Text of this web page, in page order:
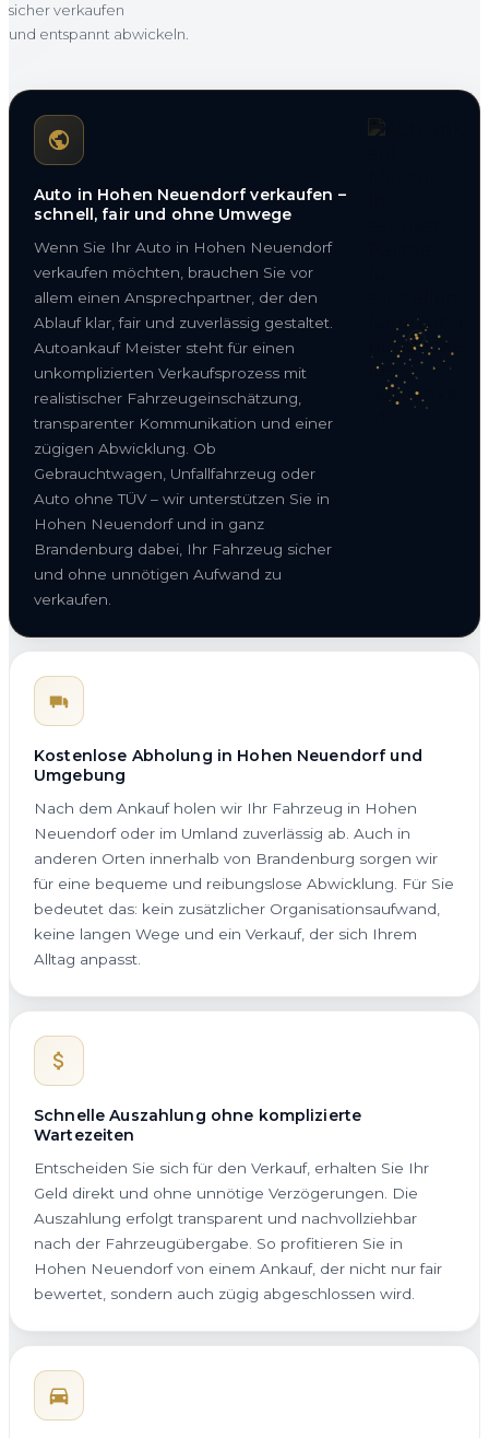
sicher verkaufen
und entspannt abwickeln.
Auto in Hohen Neuendorf verkaufen –
schnell, fair und ohne Umwege
Wenn Sie Ihr Auto in Hohen Neuendorf
verkaufen möchten, brauchen Sie vor
allem einen Ansprechpartner, der den
Ablauf klar, fair und zuverlässig gestaltet.
Autoankauf Meister steht für einen
unkomplizierten Verkaufsprozess mit
realistischer Fahrzeugeinschätzung,
transparenter Kommunikation und einer
zügigen Abwicklung. Ob
Gebrauchtwagen, Unfallfahrzeug oder
Auto ohne TÜV – wir unterstützen Sie in
Hohen Neuendorf und in ganz
Brandenburg dabei, Ihr Fahrzeug sicher
und ohne unnötigen Aufwand zu
verkaufen.
Kostenlose Abholung in Hohen Neuendorf und
Umgebung
Nach dem Ankauf holen wir Ihr Fahrzeug in Hohen
Neuendorf oder im Umland zuverlässig ab. Auch in
anderen Orten innerhalb von Brandenburg sorgen wir
für eine bequeme und reibungslose Abwicklung. Für Sie
bedeutet das: kein zusätzlicher Organisationsaufwand,
keine langen Wege und ein Verkauf, der sich Ihrem
Alltag anpasst.
Schnelle Auszahlung ohne komplizierte
Wartezeiten
Entscheiden Sie sich für den Verkauf, erhalten Sie Ihr
Geld direkt und ohne unnötige Verzögerungen. Die
Auszahlung erfolgt transparent und nachvollziehbar
nach der Fahrzeugübergabe. So profitieren Sie in
Hohen Neuendorf von einem Ankauf, der nicht nur fair
bewertet, sondern auch zügig abgeschlossen wird.